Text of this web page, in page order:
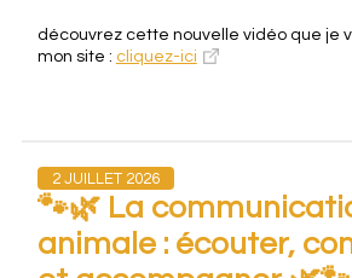
découvrez cette nouvelle vidéo que je
mon site : cliquez-ici
2 JUILLET 2026
🐾🌿 La
animale : écouter,